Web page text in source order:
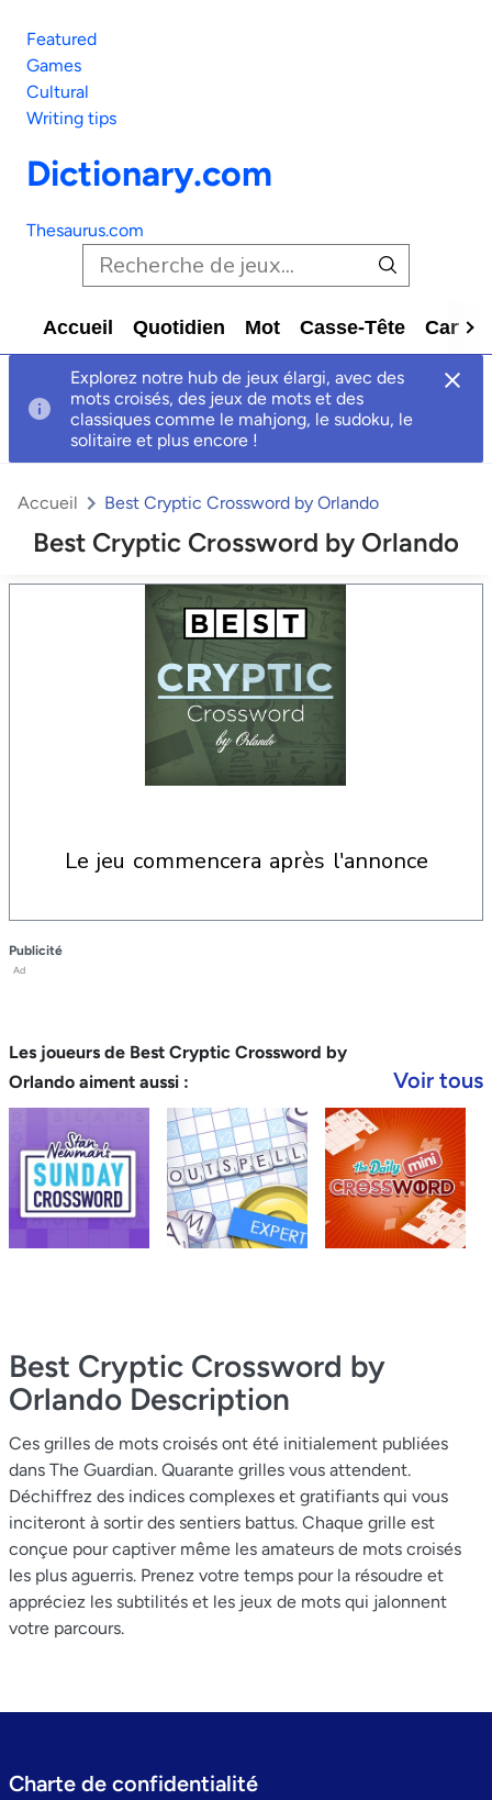
Featured
Games
Cultural
Writing tips
Dictionary.com
Thesaurus.com
Accueil Quotidien Mot Casse-Tête Carte
Explorez notre hub de jeux élargi, avec des
mots croisés, des jeux de mots et des
classiques comme le mahjong, le sudoku, le
solitaire et plus encore !
Best Cryptic Crossword by Orlando
Accueil Best Cryptic Crossword by Orlando
le jeu commencera après l'annonce
Publicité
Ad
Les joueurs de Best Cryptic Crossword by
Orlando aiment aussi :
Voir tous
Best Cryptic Crossword by
Orlando Description
Ces grilles de mots croisés ont été initialement publiées
dans The Guardian. Quarante grilles vous attendent.
Déchiffrez des indices complexes et gratifiants qui vous
inciteront à sortir des sentiers battus. Chaque grille est
conçue pour captiver même les amateurs de mots croisés
les plus aguerris. Prenez votre temps pour la résoudre et
appréciez les subtilités et les jeux de mots qui jalonnent
votre parcours.
Charte de confidentialité